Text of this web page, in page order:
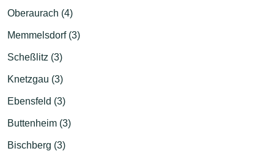
Oberaurach (4)
Memmelsdorf (3)
Scheßlitz (3)
Knetzgau (3)
Ebensfeld (3)
Buttenheim (3)
Bischberg (3)